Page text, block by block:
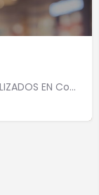
RESTAURANTE EN A FONSAGRADA. ESPECIALIZADOS EN Cocina gallegaCocina tradicionalCocina casera Avenida…